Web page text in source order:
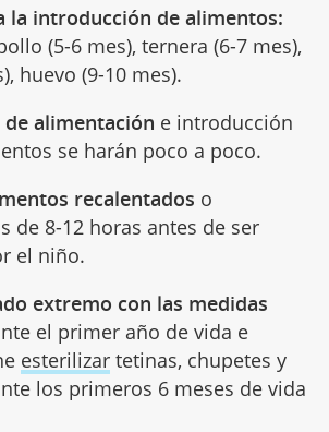
la introducción de alimentos:
(5-6 mes), ternera (6-7 mes),
huevo (9-10 mes).
alimentación e introducción
se harán poco a poco.
recalentados o
de 8-12 horas antes de ser
el niño.
extremo con las medidas
el primer año de vida e
esterilizartetinas, chupetes y
los primeros 6 meses de vida